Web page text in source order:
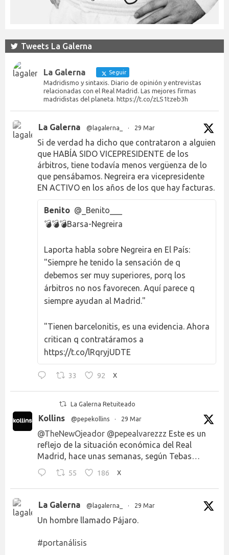
Tweets La Galerna
La Galerna Seguir
Madridismo y sintaxis. Diario de opinión y entrevistas
relacionadas con el Real Madrid. Las mejores firmas
madridistas del planeta. https://t.co/zLS1tzeb3h
La Galerna @lagalerna_ · 29 Mar
Si de verdad ha dicho que contrataron a alguien
que HABÍA SIDO VICEPRESIDENTE de los
árbitros, tiene todavía menos vergüenza de lo
que pensábamos. Negreira era vicepresidente
EN ACTIVO en los años de los que hay facturas.
Benito @_Benito___
💣💣💣Barsa-Negreira
Laporta habla sobre Negreira en El País:
"Siempre he tenido la sensación de q
debemos ser muy superiores, porq los
árbitros no nos favorecen. Aquí parece q
siempre ayudan al Madrid."
"Tienen barcelonitis, es una evidencia. Ahora
critican q contratáramos a
https://t.co/lRqryjUDTE
33 92 X
La Galerna Retuiteado
Kollins @pepekollins · 29 Mar
@TheNewOjeador @pepealvarezzz Este es un
reflejo de la situación económica del Real
Madrid, hace unas semanas, según Tebas…
55 186 X
La Galerna @lagalerna_ · 29 Mar
Un hombre llamado Pájaro.
#portanálisis